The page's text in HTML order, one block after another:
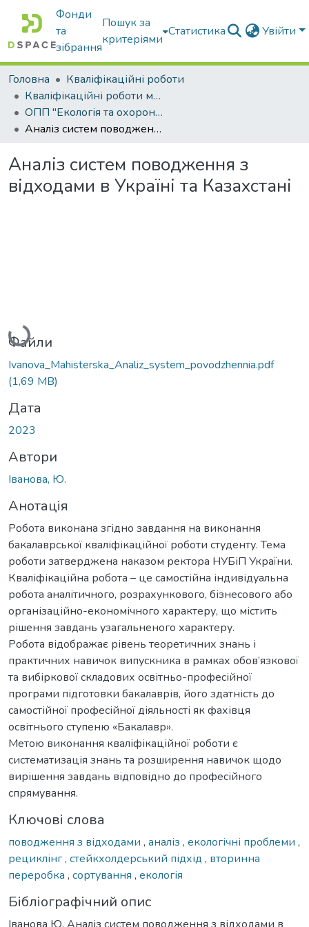
Фонди
та
зібрання
Пошук за
критеріями
Статистика Увійти
Головна
Кваліфікаційні роботи
Кваліфікаційні роботи магістрів
ОПП "Екологія та охорона навколишнього середовища"
Аналіз систем поводження з відходами в Україні та Казахстані
Аналіз систем поводження з
відходами в Україні та Казахстані
Вантажиться...
Файли
Ivanova_Mahisterska_Analiz_system_povodzhennia.pdf
(1,69 MB)
Дата
2023
Автори
Іванова, Ю.
Анотація
Робота виконана згідно завдання на виконання
бакалаврської кваліфікаційної роботи студенту. Тема
роботи затверджена наказом ректора НУБіП України.
Кваліфікаційна робота – це самостійна індивідуальна
робота аналітичного, розрахункового, бізнесового або
організаційно-економічного характеру, що містить
рішення завдань узагальненого характеру.
Робота відображає рівень теоретичних знань і
практичних навичок випускника в рамках обов’язкової
та вибіркової складових освітньо-професійної
програми підготовки бакалаврів, його здатність до
самостійної професійної діяльності як фахівця
освітнього ступеню «Бакалавр».
Метою виконання кваліфікаційної роботи є
систематизація знань та розширення навичок щодо
вирішення завдань відповідно до професійного
спрямування.
Ключові слова
поводження з відходами , аналіз , екологічні проблеми ,
рециклінг, стейкхолдерський підхід , вторинна
переробка , сортування , екологія
Бібліографічний опис